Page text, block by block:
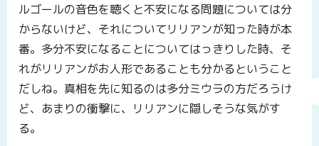
ルゴールの音色を聴くと不安になる問題については分
からないけど、それについてリリアンが知った時が本
番。多分不安になることについてはっきりした時、そ
れがリリアンがお人形であることも分かるということ
だしね。真相を先に知るのは多分ミウラの方だろうけ
ど、あまりの衝撃に、リリアンに隠しそうな気がす
る。